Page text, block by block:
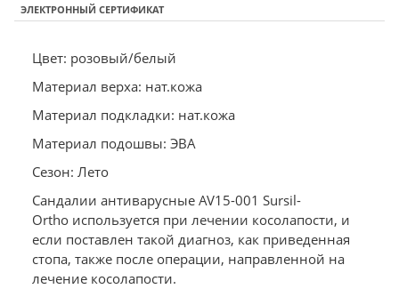
ЭЛЕКТРОННЫЙ СЕРТИФИКАТ
Цвет: розовый/белый
Материал верха: нат.кожа
Материал подкладки: нат.кожа
Материал подошвы: ЭВА
Сезон: Лето
Сандалии антиварусные AV15-001 Sursil-
Ortho используется при лечении косолапости, и
если поставлен такой диагноз, как приведенная
стопа, также после операции, направленной на
лечение косолапости.